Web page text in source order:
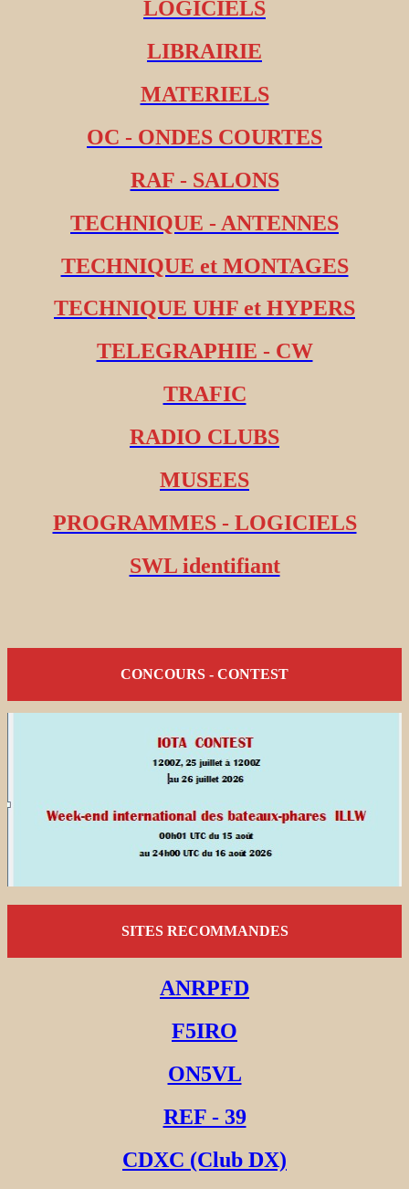
LOGICIELS
LIBRAIRIE
MATERIELS
OC - ONDES COURTES
RAF - SALONS
TECHNIQUE - ANTENNES
TECHNIQUE et MONTAGES
TECHNIQUE UHF et HYPERS
TELEGRAPHIE - CW
TRAFIC
RADIO CLUBS
MUSEES
PROGRAMMES - LOGICIELS
SWL identifiant
CONCOURS - CONTEST
SITES RECOMMANDES
ANRPFD
F5IRO
ON5VL
REF - 39
CDXC (Club DX)